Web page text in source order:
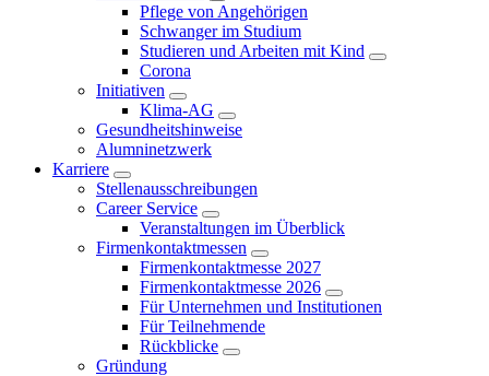
Pflege von Angehörigen
Schwanger im Studium
Studieren und Arbeiten mit Kind
Corona
Initiativen
Klima-AG
Gesundheitshinweise
Alumninetzwerk
Karriere
Stellenausschreibungen
Career Service
Veranstaltungen im Überblick
Firmenkontaktmessen
Firmenkontaktmesse 2027
Firmenkontaktmesse 2026
Für Unternehmen und Institutionen
Für Teilnehmende
Rückblicke
Gründung